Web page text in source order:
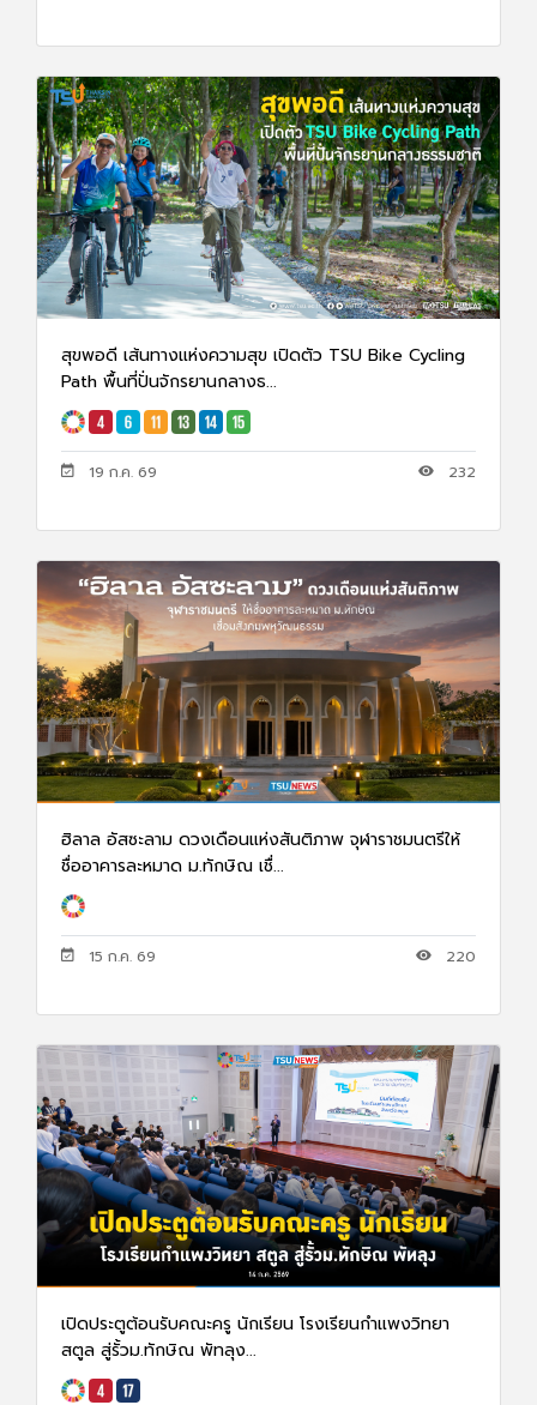
สุขพอดี เส้นทางแห่งความสุข เปิดตัว TSU Bike Cycling
Path พื้นที่ปั่นจักรยานกลางธ...
19 ก.ค. 69 232
ฮิลาล อัสซะลาม ดวงเดือนแห่งสันติภาพ จุฬาราชมนตรีให้
ชื่ออาคารละหมาด ม.ทักษิณ เชื่...
15 ก.ค. 69 220
เปิดประตูต้อนรับคณะครู นักเรียน โรงเรียนกำแพงวิทยา
สตูล สู่รั้วม.ทักษิณ พัทลุง...